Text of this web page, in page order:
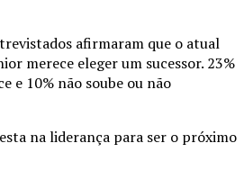
afirmaram que o atual
merece eleger um sucessor. 23%
e 10% não soube ou não
na liderança para ser o próximo